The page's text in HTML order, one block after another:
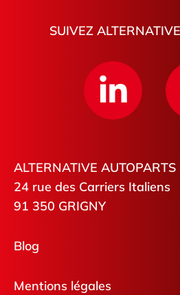
SUIVEZ
ALTERNATIVE AUTOPARTS
24 rue des Carriers Italiens
91 350 GRIGNY
Blog
Mentions légales